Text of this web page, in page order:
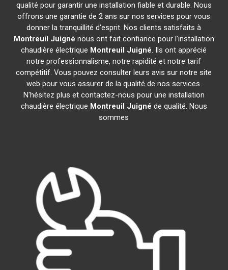
qualité pour garantir une installation fiable et durable. Nous
offrons une garantie de 2 ans sur nos services pour vous
donner la tranquillité d'esprit. Nos clients satisfaits à
Montreuil Juigné nous ont fait confiance pour l'installation
chaudière électrique Montreuil Juigné. Ils ont apprécié
notre professionnalisme, notre rapidité et notre tarif
compétitif. Vous pouvez consulter leurs avis sur notre site
web pour vous assurer de la qualité de nos services.
N'hésitez plus et contactez-nous pour une installation
chaudière électrique Montreuil Juigné de qualité. Nous
sommes